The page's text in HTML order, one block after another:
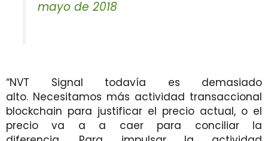
mayo de 2018
“NVT Signal todavía es demasiado
alto. Necesitamos más actividad transaccional
blockchain para justificar el precio actual, o el
precio va a a caer para conciliar la